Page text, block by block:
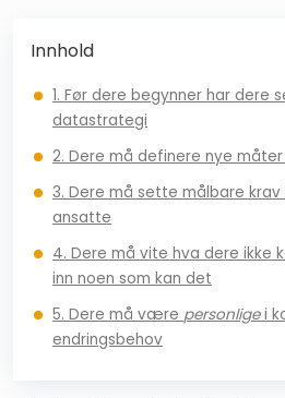
Innhold
1. Før dere begynner har dere
datastrategi
2. Dere må definere nye
3. Dere må sette målbare
ansatte
4. Dere må vite hva dere ikke
inn noen som kan det
5. Dere må være personligei
endringsbehov